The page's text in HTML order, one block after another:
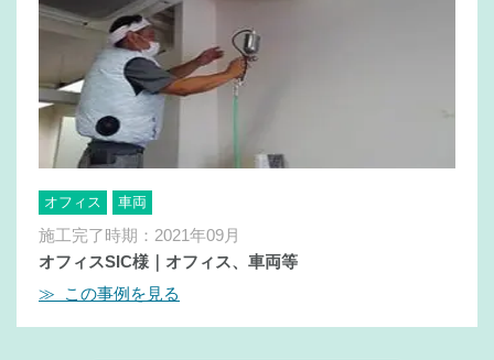
オフィス 車両
施工完了時期：2021年09月
オフィスSIC様｜オフィス、車両等
≫ この事例を見る